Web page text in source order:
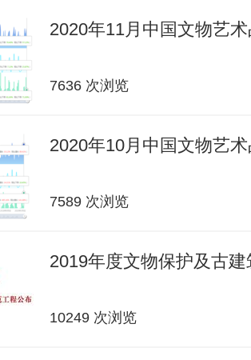
2020年11月中国文物艺
7636 次浏览
2020年10月中国文物艺
7589 次浏览
2019年度文物保护及古
10249 次浏览